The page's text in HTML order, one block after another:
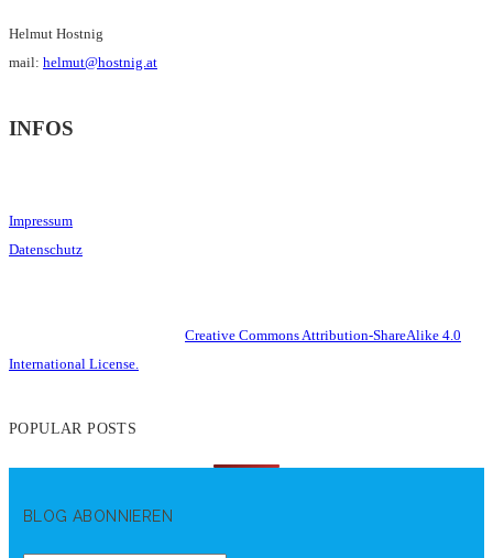
Helmut Hostnig
mail: helmut@hostnig.at
INFOS
Impressum
Datenschutz
Creative Commons Attribution-ShareAlike 4.0
International License.
POPULAR POSTS
BLOG ABONNIEREN